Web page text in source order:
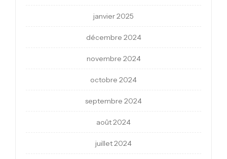
janvier 2025
décembre 2024
novembre 2024
octobre 2024
septembre 2024
août 2024
juillet 2024